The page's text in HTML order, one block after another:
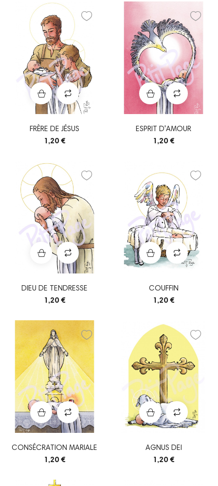
FRÈRE DE JÉSUS
1,20 €
ESPRIT D'AMOUR
1,20 €
DIEU DE TENDRESSE
1,20 €
COUFFIN
1,20 €
CONSÉCRATION MARIALE
1,20 €
AGNUS DEI
1,20 €